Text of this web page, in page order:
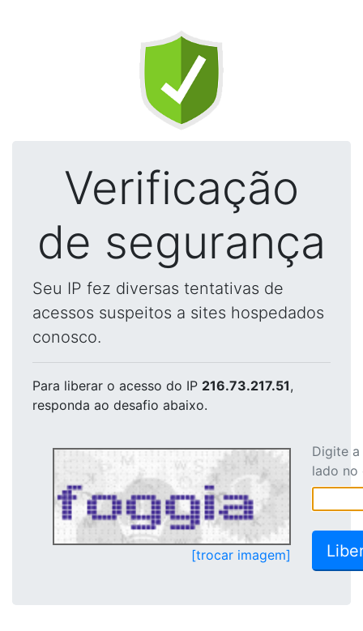
Verificação
de segurança
Seu IP fez diversas tentativas de
acessos suspeitos a sites hospedados
conosco.
Para liberar o acesso do IP 216.73.217.51,
responda ao desafio abaixo.
[trocar imagem]
Digite
lado no